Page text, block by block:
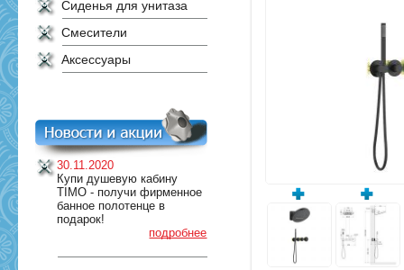
Сиденья для унитаза
Смесители
Аксессуары
30.11.2020
Купи душевую кабину
TIMO - получи фирменное
банное полотенце в
подарок!
подробнее